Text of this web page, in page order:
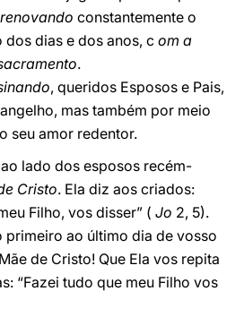
renovando constantemente o
dias e dos anos, c om a
.
, queridos Esposos e Pais,
mas também por meio
seu amor redentor.
lado dos esposos recém-
Cristo. Ela diz aos criados:
Filho, vos disser” ( Jo 2, 5).
primeiro ao último dia de vosso
de Cristo! Que Ela vos repita
“Fazei tudo que meu Filho vos